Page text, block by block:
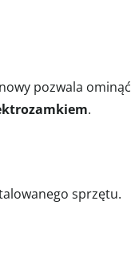
pozwala ominąć
.
sprzętu.